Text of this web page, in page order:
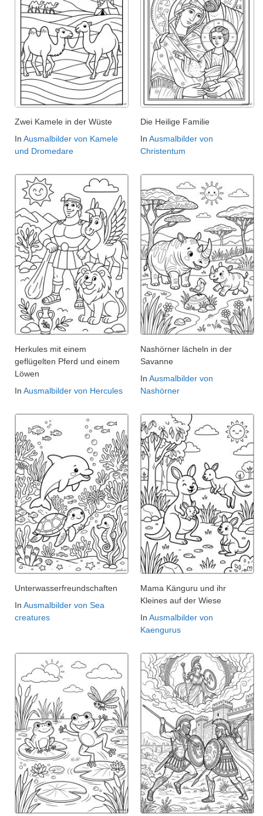
Zwei Kamele in der Wüste
In Ausmalbilder von Kamele
und Dromedare
Die Heilige Familie
In Ausmalbilder von
Christentum
Herkules mit einem
geflügelten Pferd und einem
Löwen
In Ausmalbilder von Hercules
Nashörner lächeln in der
Savanne
In Ausmalbilder von
Nashörner
Unterwasserfreundschaften
In Ausmalbilder von Sea
creatures
Mama Känguru und ihr
Kleines auf der Wiese
In Ausmalbilder von
Kaengurus